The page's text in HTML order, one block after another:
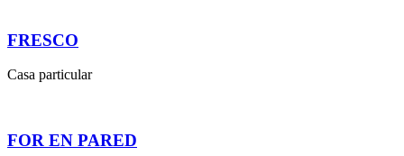
FRESCO
Casa particular
FOR EN PARED